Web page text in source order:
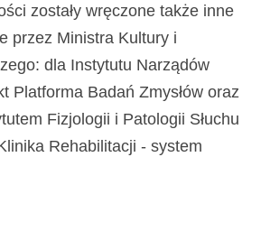
zostały wręczone także inne
przez Ministra Kultury i
dla Instytutu Narządów
Platforma Badań Zmysłów oraz
Fizjologii i Patologii Słuchu
Rehabilitacji - system